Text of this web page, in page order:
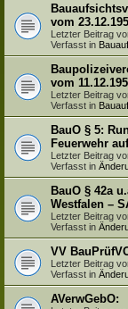
vom
Letzter Beitrag
Verfasst in
vom
Letzter Beitrag
Verfasst in
BauO § 5:
Feuerwehr
Letzter Beitrag
Verfasst in
BauO § 42a
Westfalen –
Letzter Beitrag
Verfasst in
VV
Letzter Beitrag
Verfasst in
AVerwGebO: